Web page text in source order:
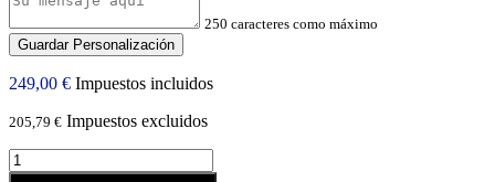
250 caracteres como máximo
Guardar Personalización
249,00 € Impuestos incluidos
205,79 € Impuestos excluidos